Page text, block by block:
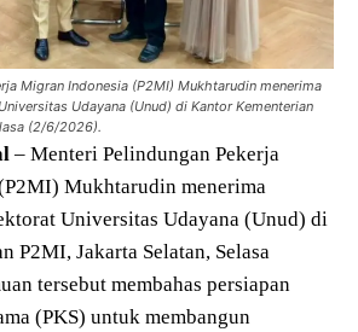
Migran Indonesia (P2MI) Mukhtarudin menerima
Udayana (Unud) di Kantor Kementerian
(2/6/2026).
– Menteri Pelindungan Pekerja
Mukhtarudin menerima
Universitas Udayana (Unud) di
P2MI, Jakarta Selatan, Selasa
tersebut membahas persiapan
(PKS) untuk membangun